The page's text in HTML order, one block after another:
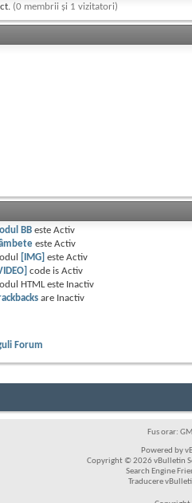
(0 membrii și 1 vizitatori)
BB esteActiv
esteActiv
[IMG] esteActiv
code isActiv
HTML este Inactiv
are Inactiv
Forum
Fus orar:
Powered by
Copyright © 2026 vBulletin
Search Engine
Traducere